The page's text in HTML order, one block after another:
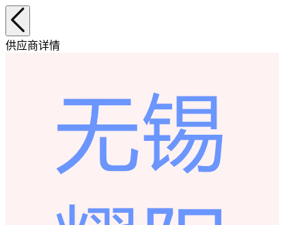
供应商详情